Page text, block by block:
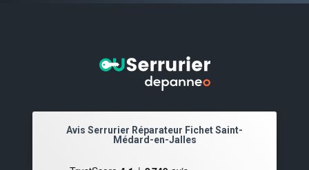
Avis Serrurier Réparateur Fichet Saint-
Médard-en-Jalles